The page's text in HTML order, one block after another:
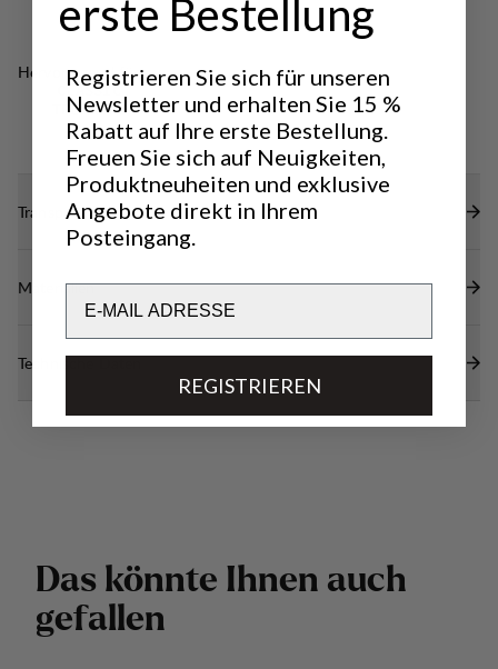
Hervorragend für
CLASSIC
TREKKING
Transparenz
Materialien
Technische Daten
Das könnte Ihnen auch
gefallen
erste Bestellung
Registrieren Sie sich für unseren
Newsletter und erhalten Sie 15 %
Rabatt auf Ihre erste Bestellung.
Freuen Sie sich auf Neuigkeiten,
Produktneuheiten und exklusive
Angebote direkt in Ihrem
Posteingang.
REGISTRIEREN